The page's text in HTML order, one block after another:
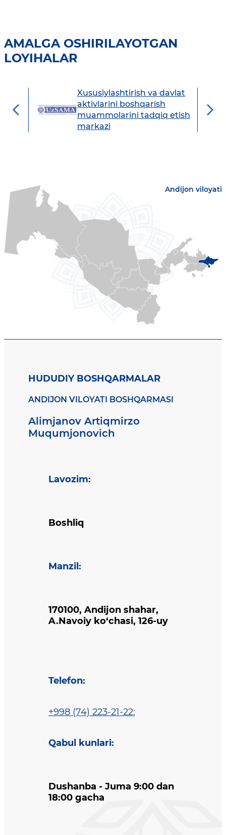
AMALGA OSHIRILAYOTGAN
LOYIHALAR
Xususiylashtirish va davlat
aktivlarini boshqarish
muammolarini tadqiq etish
markazi
Andijon viloyati
HUDUDIY BOSHQARMALAR
ANDIJON VILOYATI BOSHQARMASI
Alimjanov Artiqmirzo
Muqumjonovich
Lavozim:
Boshliq
Manzil :
170100, Andijon shahar,
A.Navoiy ko‘chasi, 126-uy
Telefon:
+998 (74) 223-21-22;
Qabul kunlari:
Dushanba - Juma 9:00 dan
18:00 gacha